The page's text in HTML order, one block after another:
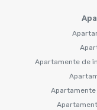
Apartamente de
Apartamente